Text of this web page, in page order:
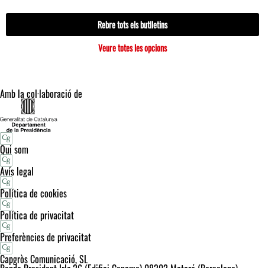
Rebre tots els butlletins
Veure totes les opcions
Amb la col·laboració de
Qui som
Avís legal
Política de cookies
Política de privacitat
Preferències de privacitat
Capgròs Comunicació, SL